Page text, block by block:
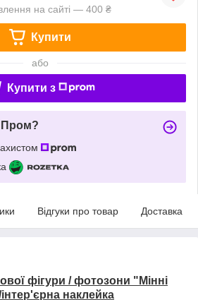
на сайті — 400 ₴
Купити
або
Купити з
Пром?
Відгуки про товар Доставка
фігури / фотозони "Мінні
наклейка